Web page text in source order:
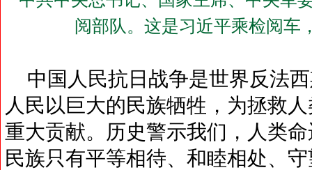
阅部队。这是习近平乘检阅车
中国人民抗日战争是世界反法
人民以巨大的民族牺牲，为拯救
重大贡献。历史警示我们，人类
民族只有平等相待、和睦相处、